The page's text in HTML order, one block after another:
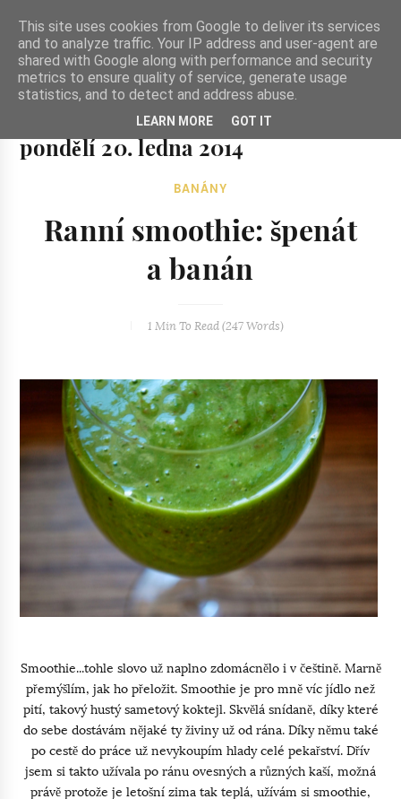
Ze zahrady do kuchyně
Ze zahrady do kuchyně...inspirativní vegetariánské recepty
a skvělé jídlo.
pondělí 20. ledna 2014
BANÁNY
Ranní smoothie: špenát
a banán
1 Min To Read (247 Words)
Smoothie...tohle slovo už naplno zdomácnělo i v češtině. Marně
přemýšlím, jak ho přeložit. Smoothie je pro mně víc jídlo než
pití, takový hustý sametový koktejl. Skvělá snídaně, díky které
do sebe dostávám nějaké ty živiny už od rána. Díky němu také
po cestě do práce už nevykoupím hlady celé pekařství. Dřív
jsem si takto užívala po ránu ovesných a různých kaší, možná
právě protože je letošní zima tak teplá, užívám si smoothie,
This site uses cookies from Google to deliver its services
and to analyze traffic. Your IP address and user-agent are
shared with Google along with performance and security
metrics to ensure quality of service, generate usage
statistics, and to detect and address abuse.
LEARN MORE GOT IT